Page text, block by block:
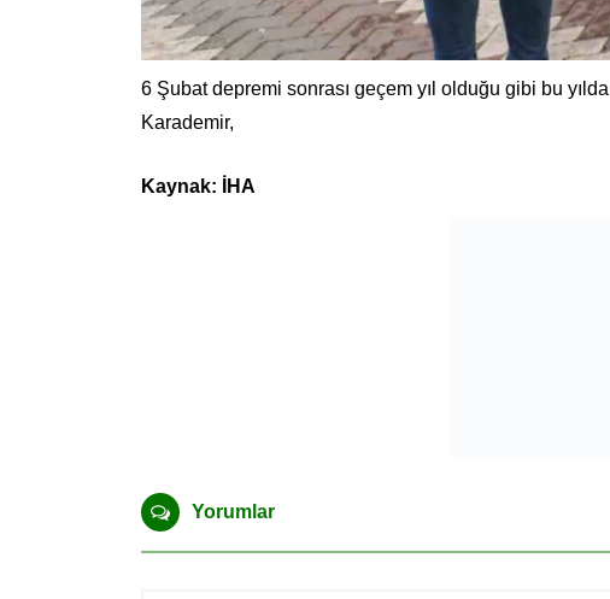
6 Şubat depremi sonrası geçem yıl olduğu gibi bu yılda
Karademir,
Kaynak: İHA
Yorumlar